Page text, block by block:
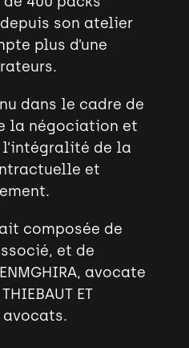
son atelier
plus d’une
dans le cadre de
la négociation et
de la
et
composée de
et de
avocate
ET
avocats.